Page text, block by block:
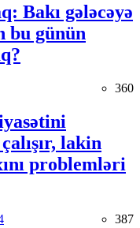
Bakı gələcəyə
bu günün
360
lakin
problemləri
387